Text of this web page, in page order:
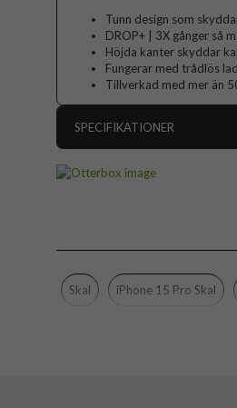
Tunn design som
DROP+ | 3X gånger så
Höjda kanter skyddar
Fungerar med trådlös
Tillverkad med mer än
SPECIFIKATIONER
Egenskaper
Färg
Skal iPhone 15 Pro Skal